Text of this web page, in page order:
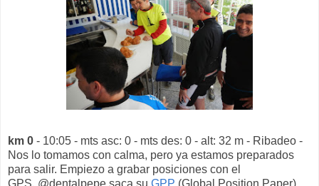
km 0 - 10:05 - mts asc: 0 - mts des: 0 - alt: 32 m - Ribadeo -
Nos lo tomamos con calma, pero ya estamos preparados
para salir. Empiezo a grabar posiciones con el
GPS. @dentalpepe saca su GPP (Global Position Paper)